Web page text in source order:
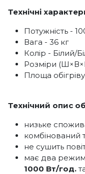
Технічні
Потужність -
Вага - 36 кг
Колір - Білий/
Розміри
Площа
Технічний опис
низьке
комбінований
не сушить
має два
1000 Вт/год.